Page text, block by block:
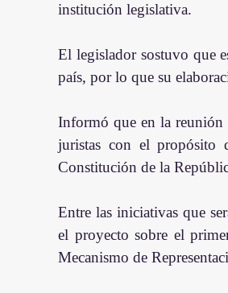
institución legislativa.
El legislador sostuvo que
país, por lo que su
Informó que en la reunión
juristas con el propósito
Constitución de la
Entre las iniciativas que
el proyecto sobre el
Mecanismo de